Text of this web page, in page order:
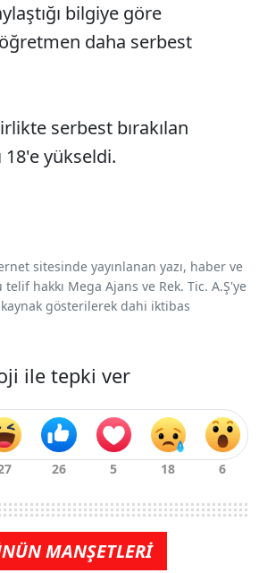
bilgiye göre
daha serbest
serbest bırakılan
18'e yükseldi.
sitesinde yayınlanan yazı, haber ve
hakkı Mega Ajans ve Rek. Tic. A.Ş'ye
gösterilerek dahi iktibas
ile tepki ver
MANŞETLERİ